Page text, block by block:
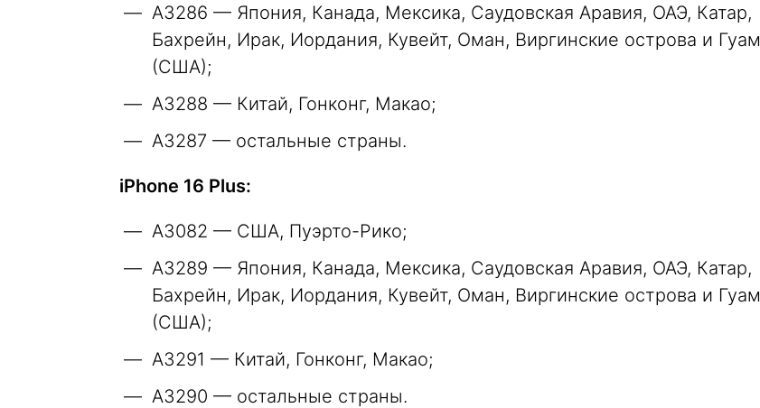
A3286 — Япония, Канада, Мексика, Саудовская Аравия, ОАЭ, Катар,
Бахрейн, Ирак, Иордания, Кувейт, Оман, Виргинские острова и Гуам
(США);
A3288 — Китай, Гонконг, Макао;
A3287 — остальные страны.
iPhone 16 Plus:
A3082 — США, Пуэрто-Рико;
A3289 — Япония, Канада, Мексика, Саудовская Аравия, ОАЭ, Катар,
Бахрейн, Ирак, Иордания, Кувейт, Оман, Виргинские острова и Гуам
(США);
A3291 — Китай, Гонконг, Макао;
A3290 — остальные страны.